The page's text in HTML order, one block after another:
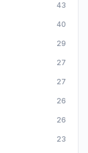
43
40
29
27
27
26
26
23